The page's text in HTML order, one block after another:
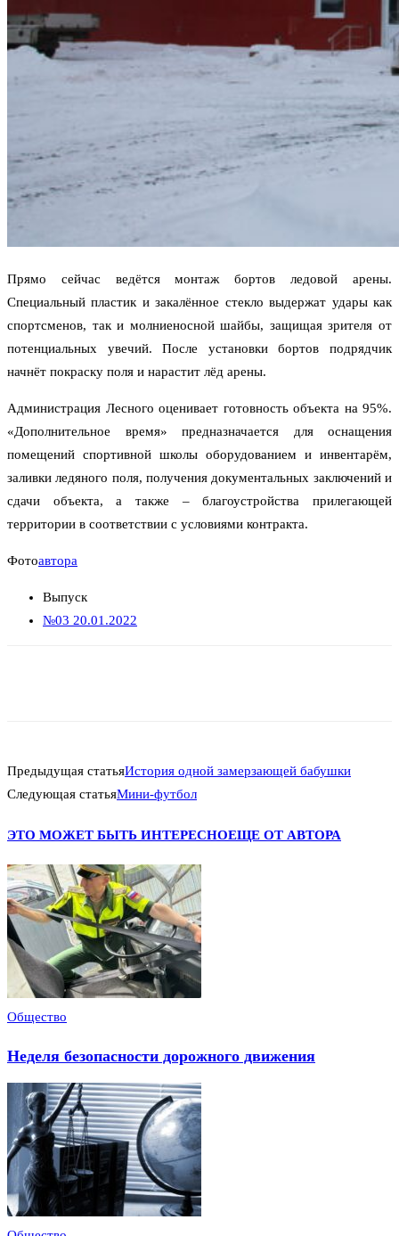
Прямо сейчас ведётся монтаж бортов ледовой арены.
Специальный пластик и закалённое стекло выдержат удары как
спортсменов, так и молниеносной шайбы, защищая зрителя от
потенциальных увечий. После установки бортов подрядчик
начнёт покраску поля и нарастит лёд арены.
Администрация Лесного оценивает готовность объекта на 95%.
«Дополнительное время» предназначается для оснащения
помещений спортивной школы оборудованием и инвентарём,
заливки ледяного поля, получения документальных заключений и
сдачи объекта, а также – благоустройства прилегающей
территории в соответствии с условиями контракта.
Фотоавтора
Выпуск
№03 20.01.2022
Предыдущая статьяИстория одной замерзающей бабушки
Следующая статьяМини-футбол
ЭТО МОЖЕТ БЫТЬ ИНТЕРЕСНОЕЩЕ ОТ АВТОРА
Общество
Неделя безопасности дорожного движения